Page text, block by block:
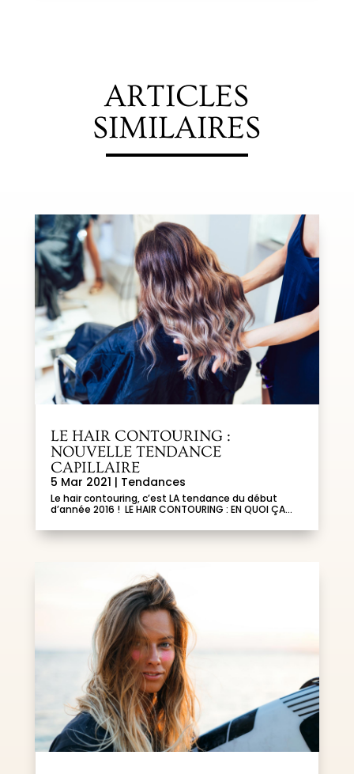
ARTICLES
SIMILAIRES
LE HAIR CONTOURING :
NOUVELLE TENDANCE
CAPILLAIRE
5 Mar 2021 | Tendances
Le hair contouring, c’est LA tendance du début
d’année 2016 ! LE HAIR CONTOURING : EN QUOI ÇA...